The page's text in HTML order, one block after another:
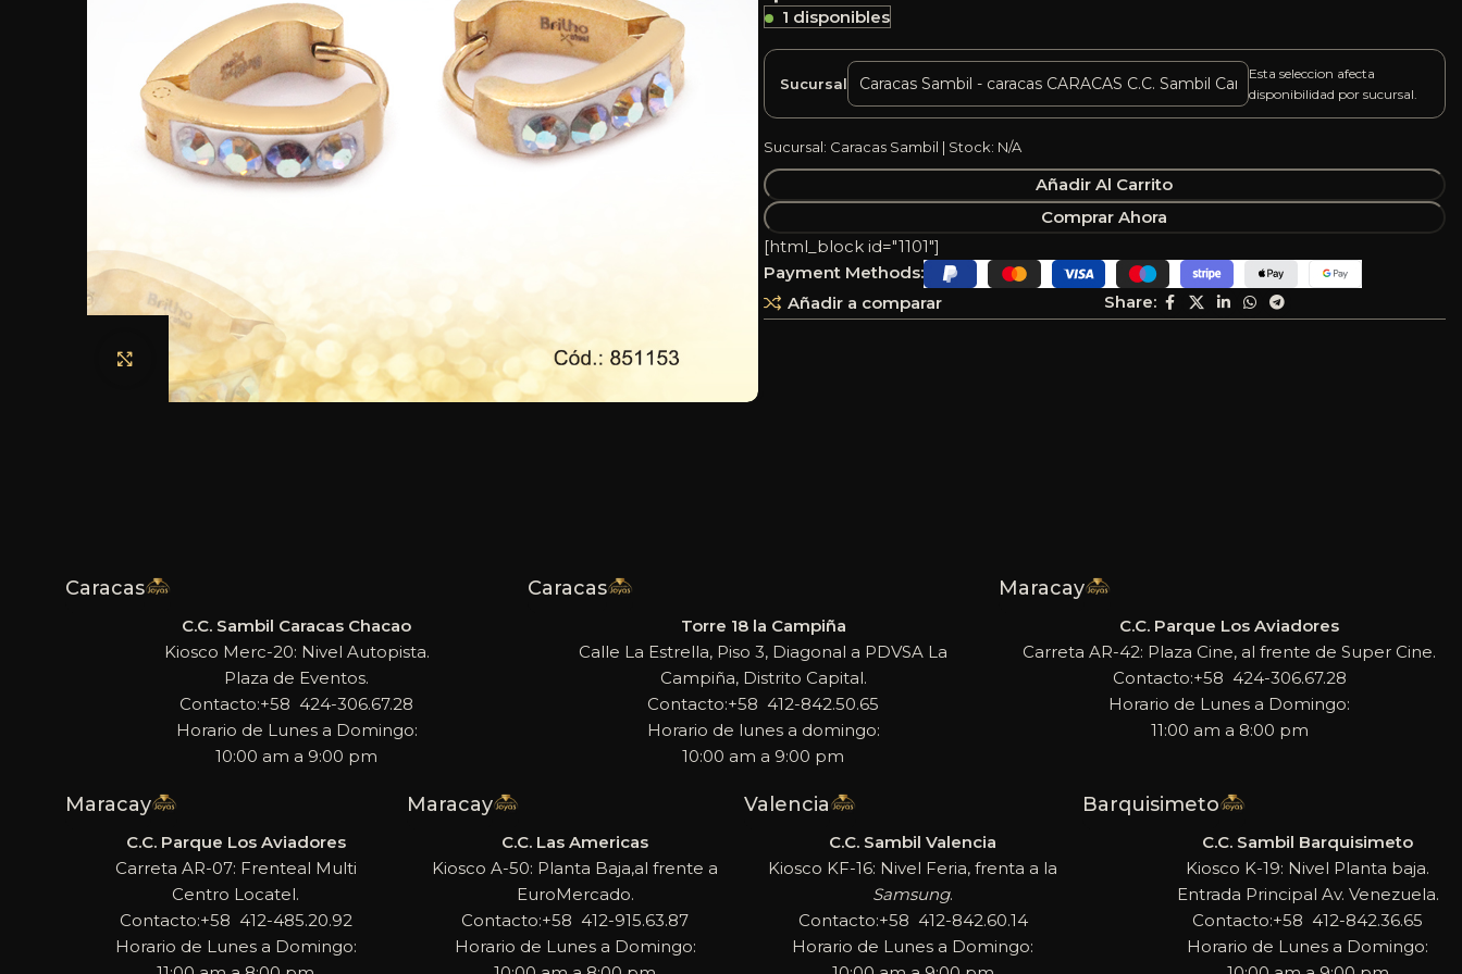
Haga clic para ampliar
1 disponibles
Sucursal
Esta seleccion afecta
disponibilidad por sucursal.
Sucursal: Caracas Sambil | Stock: N/A
Añadir Al Carrito
Comprar Ahora
Añadir a comparar Share:
[html_block id="1101"]
Payment Methods:
Caracas
C.C. Sambil Caracas Chacao
Kiosco Merc-20: Nivel Autopista.
Plaza de Eventos.
Contacto:+58 424-306.67.28
Horario de Lunes a Domingo:
10:00 am a 9:00 pm
Caracas
Torre 18 la Campiña
Calle La Estrella, Piso 3, Diagonal a PDVSA La
Campiña, Distrito Capital.
Contacto:+58 412-842.50.65
Horario de lunes a domingo:
10:00 am a 9:00 pm
Maracay
C.C. Parque Los Aviadores
Carreta AR-42: Plaza Cine, al frente de Super Cine.
Contacto:+58 424-306.67.28
Horario de Lunes a Domingo:
11:00 am a 8:00 pm
Maracay
C.C. Parque Los Aviadores
Carreta AR-07: Frenteal Multi
Centro Locatel.
Contacto:+58 412-485.20.92
Horario de Lunes a Domingo:
Maracay
C.C. Las Americas
Kiosco A-50: Planta Baja,al frente a
EuroMercado.
Contacto:+58 412-915.63.87
Horario de Lunes a Domingo:
Valencia
C.C. Sambil Valencia
Kiosco KF-16: Nivel Feria, frenta a la
Samsung.
Contacto:+58 412-842.60.14
Horario de Lunes a Domingo:
Barquisimeto
C.C. Sambil Barquisimeto
Kiosco K-19: Nivel Planta baja.
Entrada Principal Av. Venezuela.
Contacto:+58 412-842.36.65
Horario de Lunes a Domingo: